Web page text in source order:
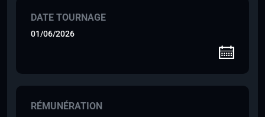
DATE TOURNAGE
01/06/2026
RÉMUNÉRATION